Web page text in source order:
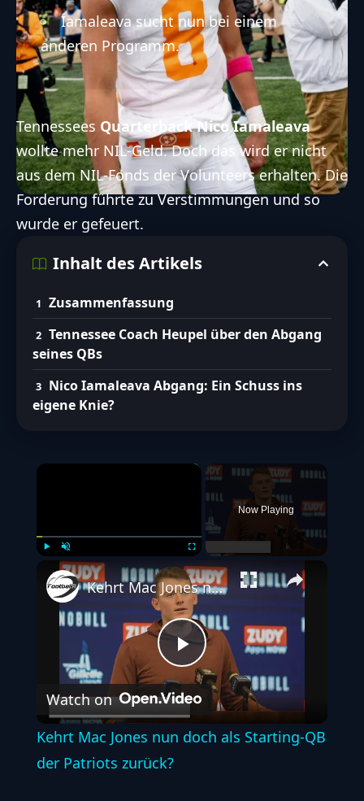
Iamaleava sucht nun bei einem
anderen Programm.
Tennessees Quarterback Nico Iamaleava
wollte mehr NIL-Geld. Doch das wird er nicht
aus dem NIL-Fonds der Volunteers erhalten. Die
Forderung führte zu Verstimmungen und so
wurde er gefeuert.
Inhalt des Artikels
Zusammenfassung
Tennessee Coach Heupel über den Abgang
seines QBs
Nico Iamaleava Abgang: Ein Schuss ins
eigene Knie?
×
Play Unmute Fullscreen
Now Playing
Play
Video
Kehrt Mac Jones nun doch als Starting-QB der Patriots zurück?
Watch on
Kehrt Mac Jones nun doch als Starting-QB
der Patriots zurück?